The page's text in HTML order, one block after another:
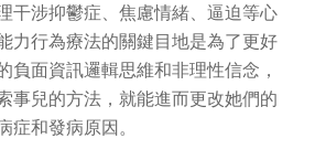
干涉抑鬱症、焦慮情緒、逼迫等心
力行為療法的關鍵目地是為了更好
負面資訊邏輯思維和非理性信念，
事兒的方法，就能進而更改她們的
症和發病原因。